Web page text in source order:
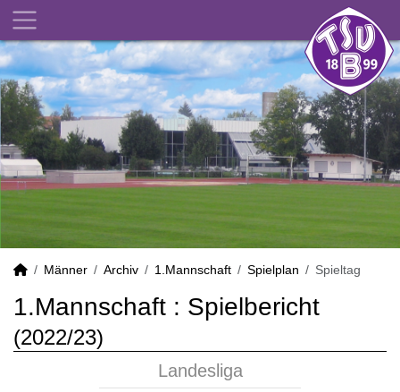
Männer Archiv 1.Mannschaft Spielplan Spieltag
1.Mannschaft : Spielbericht
(2022/23)
Landesliga